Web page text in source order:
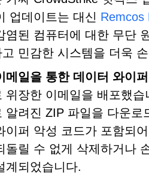
업데이트는 대신 Remcos
염된 컴퓨터에 대한 무단
민감한 시스템을 더욱
메일을 통한 데이터 와이퍼
위장한 이메일을 배포했
알려진 ZIP 파일을 다운로
이퍼 악성 코드가 포함되
돌릴 수 없게 삭제하거나
계되었습니다.